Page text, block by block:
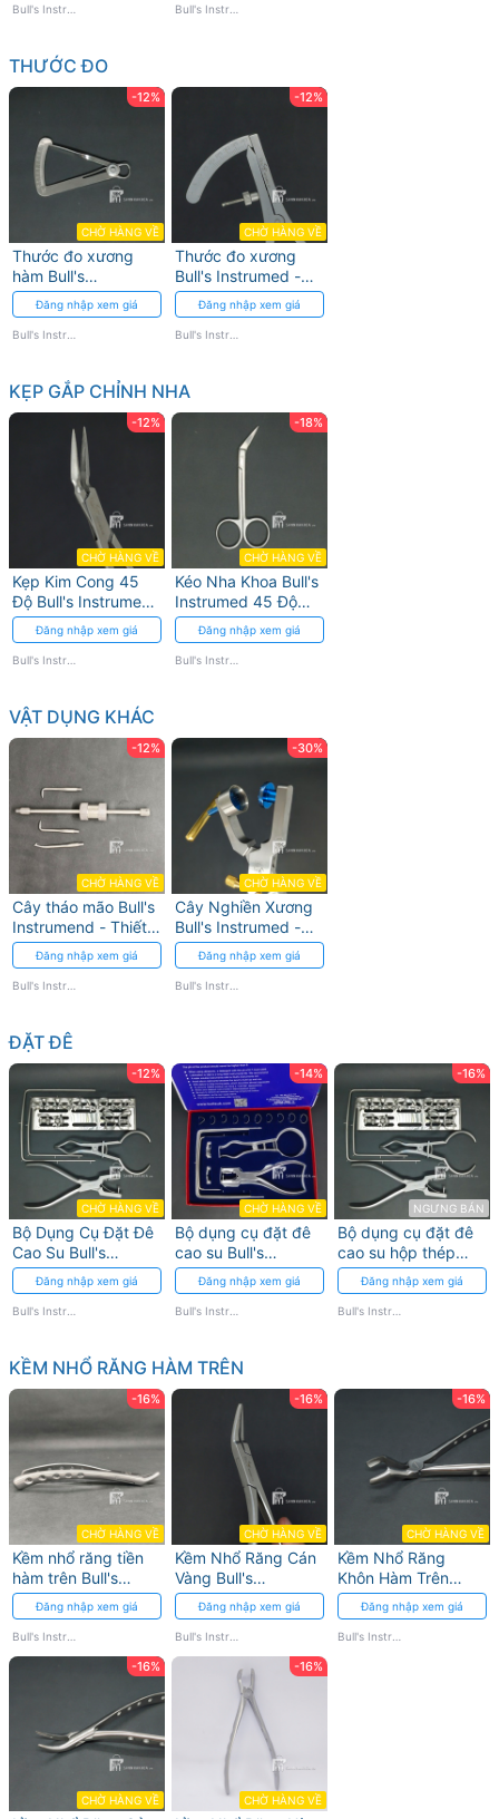
Bull's Instrumed
THƯỚC ĐO
-12%
CHỜ HÀNG VỀ
Thước đo xương
hàm Bull's
Instrumed với độ
chính xác cao
Đăng nhập xem giá
-12%
CHỜ HÀNG VỀ
Thước đo xương
Bull's Instrumed -
Thép không gỉ, độ
chính xác cao
Đăng nhập xem giá
Bull's Instrumed
KẸP GẮP CHỈNH NHA
-12%
CHỜ HÀNG VỀ
Kẹp Kim Cong 45
Độ Bull's Instrumed
- Thép Không Gỉ
Đăng nhập xem giá
-18%
CHỜ HÀNG VỀ
Kéo Nha Khoa Bull's
Instrumed 45 Độ
Lưỡi Cong
Đăng nhập xem giá
Bull's Instrumed
VẬT DỤNG KHÁC
-12%
CHỜ HÀNG VỀ
Cây tháo mão Bull's
Instrumend - Thiết
kế chính xác, độ
bền cao
Đăng nhập xem giá
-30%
CHỜ HÀNG VỀ
Cây Nghiền Xương
Bull's Instrumed -
Thép Không Gỉ Y Tế
Đăng nhập xem giá
Bull's Instrumed
ĐẶT ĐÊ
-12%
CHỜ HÀNG VỀ
Bộ Dụng Cụ Đặt Đê
Cao Su Bull's
Instrumed - Kềm
Bấm Lỗ Và Móc Giữ
Đăng nhập xem giá
-14%
CHỜ HÀNG VỀ
Bộ dụng cụ đặt đê
cao su Bull's
Instrumed
Đăng nhập xem giá
Bull's Instrumed
-16%
NGƯNG BÁN
Bộ dụng cụ đặt đê
cao su hộp thép
Bull's Intrumend
Đăng nhập xem giá
Bull's Instrumed
KỀM NHỔ RĂNG HÀM TRÊN
-16%
CHỜ HÀNG VỀ
Kềm nhổ răng tiền
hàm trên Bull's
Instrumed - Thép
không gỉ
Đăng nhập xem giá
-16%
CHỜ HÀNG VỀ
Kềm Nhổ Răng Cán
Vàng Bull's
Instrumed
Đăng nhập xem giá
Bull's Instrumed
-16%
CHỜ HÀNG VỀ
Kềm Nhổ Răng
Khôn Hàm Trên
Bull's Instrumed 67A
Thép Không Gỉ
Đăng nhập xem giá
Bull's Instrumed
-16%
CHỜ HÀNG VỀ
-16%
CHỜ HÀNG VỀ